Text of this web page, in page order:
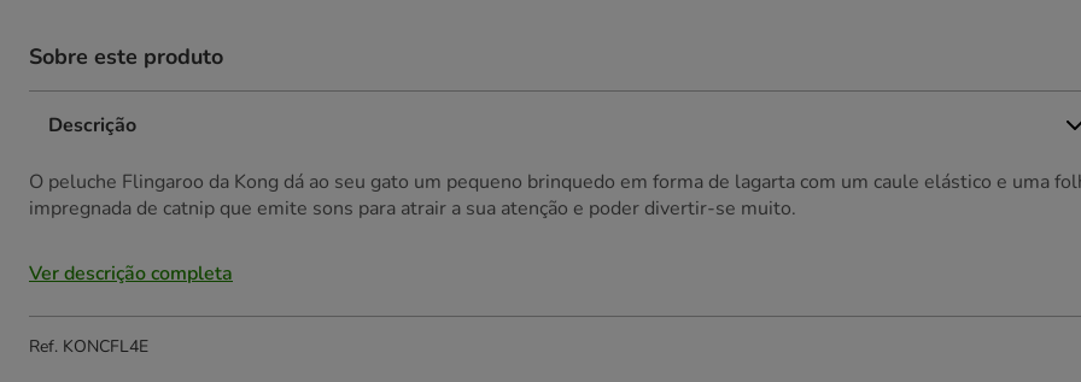
Sobre este produto
Descrição
O peluche Flingaroo da Kong dá ao seu gato um pequeno brinquedo em forma de lagarta com um caule elástico e uma
impregnada de catnip que emite sons para atrair a sua atenção e poder divertir-se muito.
Ver descrição completa
Ref. KONCFL4E